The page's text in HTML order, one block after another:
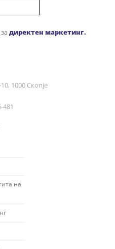
директен маркетинг.
1000 Скопје
481
на